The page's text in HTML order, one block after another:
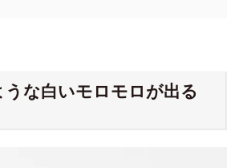
な白いモロモロが出る